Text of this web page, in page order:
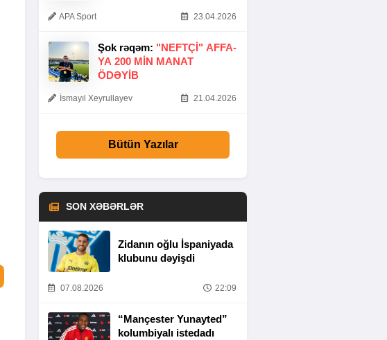
APA Sport 23.04.2026
Şok rəqəm: "NEFTÇI" AFFA-
YA 200 MIN MANAT
ÖDƏYIB
İsmayıl Xeyrullayev 21.04.2026
Bütün Yazılar
SON XƏBƏRLƏR
Zidanın oğlu İspaniyada
klubunu dəyişdi
07.08.2026 22:09
“Mançester Yunayted”
kolumbiyalı istedadı